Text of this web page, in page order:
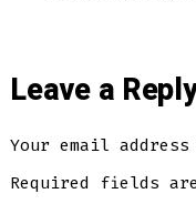
Leave a
Your email
Required fields